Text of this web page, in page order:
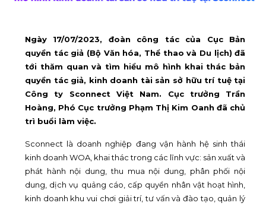
Ngày 17/07/2023, đoàn công tác của Cục Bản
quyền tác giả (Bộ Văn hóa, Thể thao và Du lịch) đã
tới thăm quan và tìm hiểu mô hình khai thác bản
quyền tác giả, kinh doanh tài sản sở hữu trí tuệ tại
Công ty Sconnect Việt Nam. Cục trưởng Trần
Hoàng, Phó Cục trưởng Phạm Thị Kim Oanh đã chủ
trì buổi làm việc.
Sconnect là doanh nghiệp đang vận hành hệ sinh thái
kinh doanh WOA, khai thác trong các lĩnh vực: sản xuất và
phát hành nội dung, thu mua nội dung, phân phối nội
dung, dịch vụ quảng cáo, cấp quyền nhân vật hoạt hình,
kinh doanh khu vui chơi giải trí, tư vấn và đào tạo, quản lý